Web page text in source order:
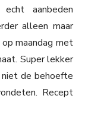
aanbeden
alleen maar
maandag met
Super lekker
de behoefte
Recept